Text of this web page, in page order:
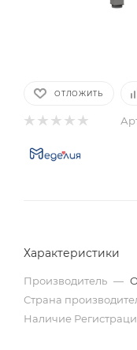
ОТЛОЖИТЬ
Характеристики
Производитель —
Страна
Наличие